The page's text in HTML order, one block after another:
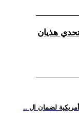
هذيان
لضمان ال